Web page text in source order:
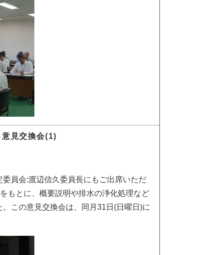
見交換会(1)
員会:渡辺信久委員長にもご出席いただ
もとに、概要説明や排水の浄化処理など
この意見交換会は、同月31日(日曜日)に